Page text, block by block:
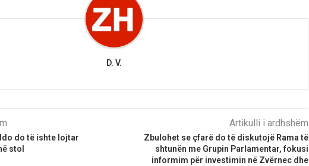
D. V.
do të ishte lojtar
stol
Artikulli i ardhshëm
Zbulohet se çfarë do të diskutojë Rama të
shtunën me Grupin Parlamentar, fokusi
informim për investimin në Zvërnec dhe